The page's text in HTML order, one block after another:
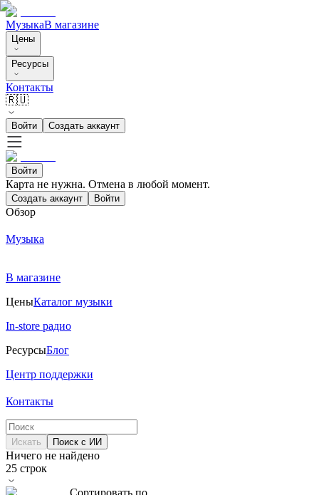
МузыкаВ магазине
Цены
Ресурсы
Контакты
🇷🇺
Войти Создать аккаунт
Войти
Карта не нужна. Отмена в любой момент.
Создать аккаунт Войти
Обзор
Музыка
В магазине
ЦеныКаталог музыки
In-store радио
РесурсыБлог
Центр поддержки
Контакты
Искать Поиск с ИИ
Ничего не найдено
25 строк
Сортировать по